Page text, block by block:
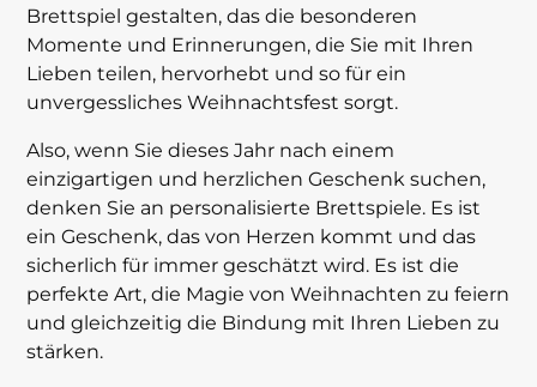
Brettspiel gestalten, das die besonderen
Momente und Erinnerungen, die Sie mit Ihren
Lieben teilen, hervorhebt und so für ein
unvergessliches Weihnachtsfest sorgt.
Also, wenn Sie dieses Jahr nach einem
einzigartigen und herzlichen Geschenk suchen,
denken Sie an personalisierte Brettspiele. Es ist
ein Geschenk, das von Herzen kommt und das
sicherlich für immer geschätzt wird. Es ist die
perfekte Art, die Magie von Weihnachten zu feiern
und gleichzeitig die Bindung mit Ihren Lieben zu
stärken.